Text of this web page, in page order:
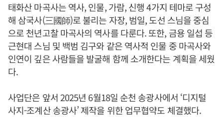
태화산 마곡사는 역사, 인물, 가람, 신행 4가지 테마로 구성
해 삼국사(三國師)로 불리는 자장, 범일, 도선 스님을 중심
으로 천년고찰 마곡사의 역사를 다룬다. 또한, 금용 일섭 등
근현대 스님 및 백범 김구와 같은 역사적 인물 중 마곡사와
인연이 깊은 사람들을 발굴해 함께 소개한다는 계획을 세웠
다.
사업단은 앞서 2025년 6월18일 순천 송광사에서 ‘디지털
사지-조계산 송광사’ 제작을 위한 업무협약도 체결했다.